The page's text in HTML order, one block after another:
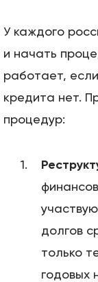
У каждого
и начать
работает,
кредита нет.
процедур:
долгов
только
годовых